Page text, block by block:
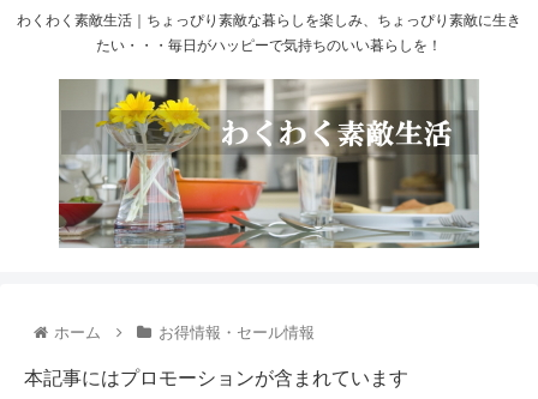
わくわく素敵生活｜ちょっぴり素敵な暮らしを楽しみ、ちょっぴり素敵に生き
たい・・・毎日がハッピーで気持ちのいい暮らしを！
ホーム お得情報・セール情報
本記事にはプロモーションが含まれています